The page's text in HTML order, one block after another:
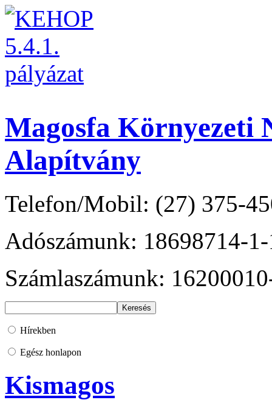
Magosfa Környezeti
Alapítvány
Telefon/Mobil: (27) 375-
Adószámunk: 18698714-
Számlaszámunk:
Hírekben
Egész honlapon
Kismagos